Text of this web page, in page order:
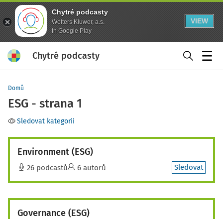
Chytré podcasty
Wolters Kluwer, a.s.
In Google Play
VIEW
Chytré podcasty
Domů
ESG - strana 1
Sledovat kategorii
Environment (ESG)
26 podcastů 6 autorů Sledovat
Governance (ESG)